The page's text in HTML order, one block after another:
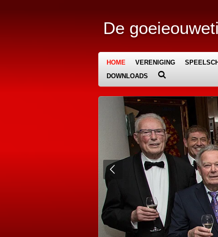
De
HOME VERENIGING
DOWNLOADS